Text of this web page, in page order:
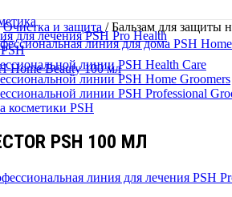
для лечения PSH Pro Health
линии PSH Health Care
линии PSH Home Groomers
линии PSH Professional
косметики PSH
линия для дома PSH
линия для лечения PSH
Очистка и защита / Бальзам для защиты
PSH 100 МЛ